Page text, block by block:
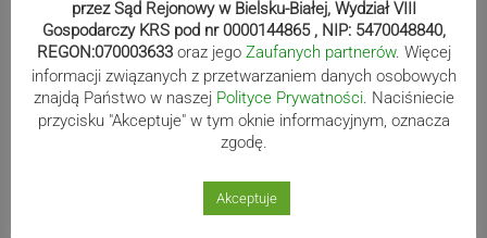
wystartują w Rajdzie Rzeszowskim
80-lecie Soły Kobiernice. Będzie się
działo! SZCZEGÓŁOWY PROGRAM
Kaniów stolicą europejskiego kajak
przez Sąd Rejonowy w Bielsku-Białej, Wydział VIII
Gospodarczy KRS pod nr 0000144865 , NIP: 5470048840,
REGON:070003633 oraz jego Zaufanych partnerów. Więcej
informacji związanych z przetwarzaniem danych osobowych
znajdą Państwo w naszej Polityce Prywatności. Naciśniecie
przycisku "Akceptuje" w tym oknie informacyjnym, oznacza
zgodę.
Akceptuje